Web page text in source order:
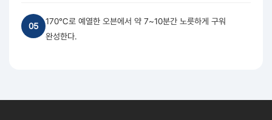
05
170℃로 예열한 오븐에서 약 7~10분간 노릇하게 구워
완성한다.